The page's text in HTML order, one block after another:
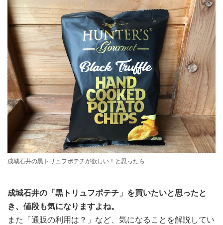
成城石井の黒トリュフポテチが欲しい！と思ったら…
成城石井の「黒トリュフポテチ」を買いたいと思ったと
き、値段も気になりますよね。
また「通販の利用は？」など、気になることを解説してい